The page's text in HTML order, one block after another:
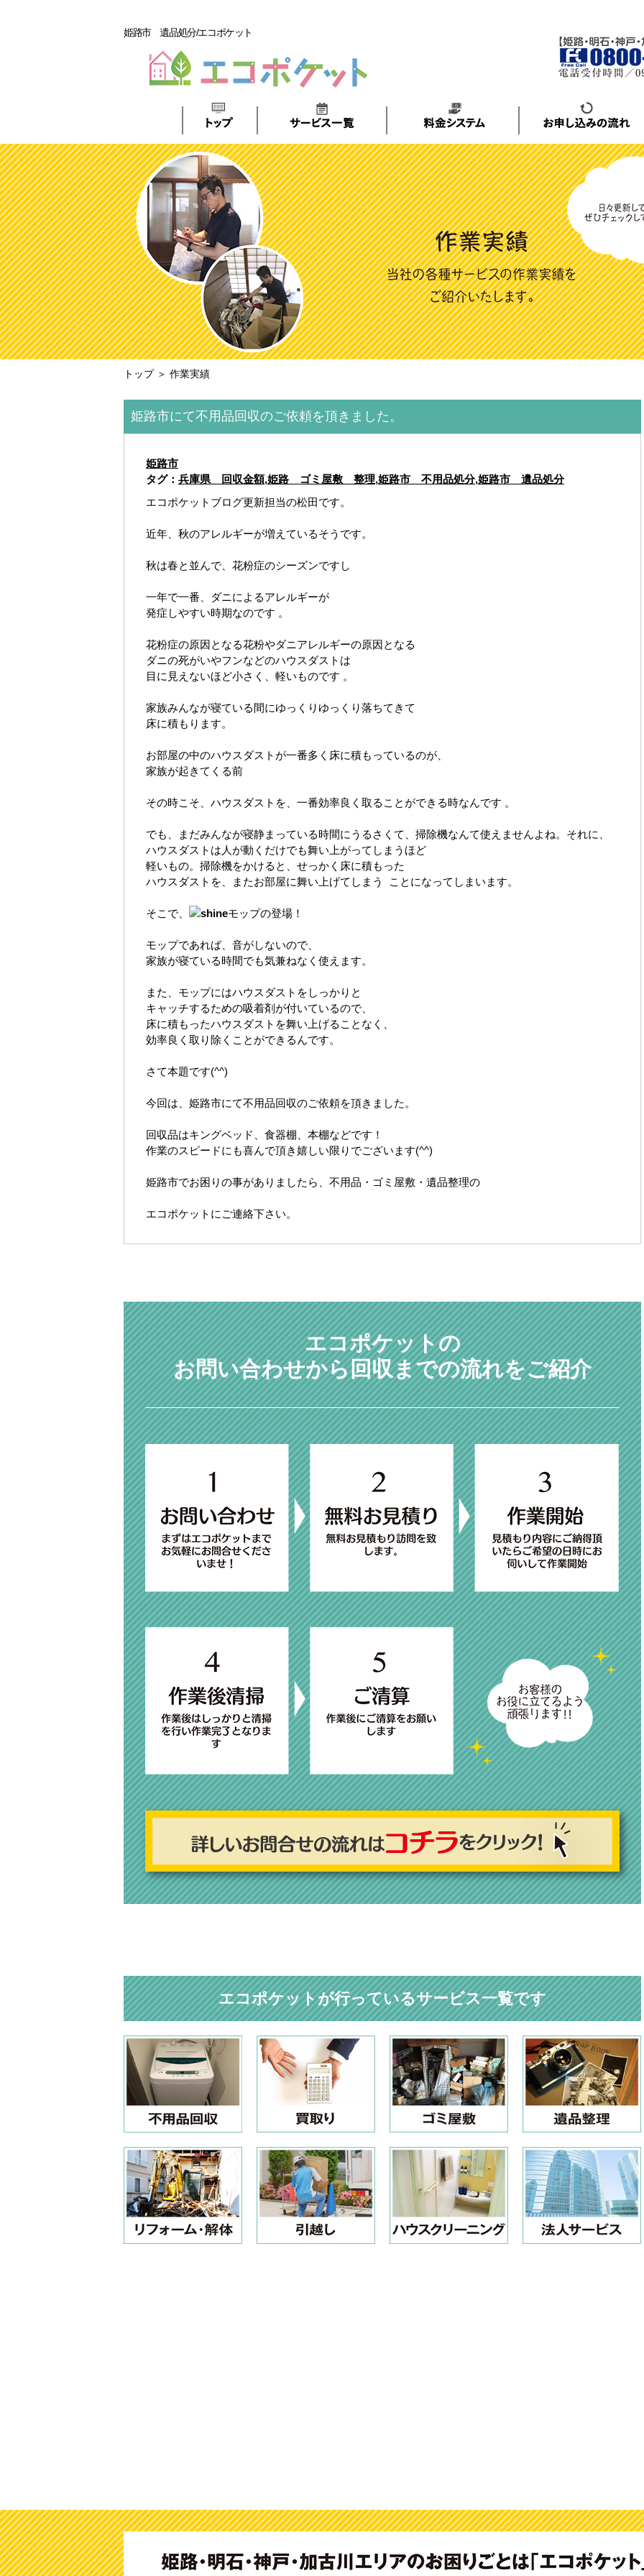
姫路市 遺品処分/エコポケット
トップ＞ 作業実績
姫路市にて不用品回収のご依頼を頂きました。
姫路市
タグ： 兵庫県 回収金額,姫路 ゴミ屋敷 整理,姫路市 不用品処分,姫路市 遺品処分
エコポケットブログ更新担当の松田です。
近年、秋のアレルギーが増えているそうです。
秋は春と並んで、花粉症のシーズンですし
一年で一番、ダニによるアレルギーが
発症しやすい時期なのです 。
花粉症の原因となる花粉やダニアレルギーの原因となる
ダニの死がいやフンなどのハウスダストは
目に見えないほど小さく、軽いものです 。
家族みんなが寝ている間にゆっくりゆっくり落ちてきて
床に積もります。
お部屋の中のハウスダストが一番多く床に積もっているのが、
家族が起きてくる前
その時こそ、ハウスダストを、一番効率良く取ることができる時なんです 。
でも、まだみんなが寝静まっている時間にうるさくて、掃除機なんて使えませんよね。それに、
ハウスダストは人が動くだけでも舞い上がってしまうほど
軽いもの。掃除機をかけると、せっかく床に積もった
ハウスダストを、またお部屋に舞い上げてしまう
ことになってしまいます。
そこで、 モップの登場！
モップであれば、音がしないので、
家族が寝ている時間でも気兼ねなく使えます。
また、モップにはハウスダストをしっかりと
キャッチするための吸着剤が付いているので、
床に積もったハウスダストを舞い上げることなく、
効率良く取り除くことができるんです。
さて本題です(^^)
今回は、姫路市にて不用品回収のご依頼を頂きました。
回収品はキングベッド、食器棚、本棚などです！
作業のスピードにも喜んで頂き嬉しい限りでございます(^^)
姫路市でお困りの事がありましたら、不用品・ゴミ屋敷・遺品整理の
エコポケットにご連絡下さい。
エコポケットの
お問い合わせから回収までの流れをご紹介
エコポケットが行っているサービス一覧です